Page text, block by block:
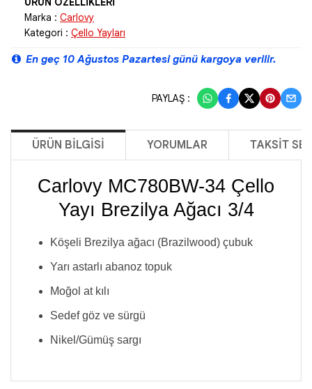
Marka : Carlovy
Kategori : Çello Yayları
En geç 10 Ağustos Pazartesi günü kargoya verilir.
PAYLAŞ :
ÜRÜN BILGISI YORUMLAR TAKSIT
Carlovy MC780BW-34 Çello
Yayı Brezilya Ağacı 3/4
Köşeli Brezilya ağacı (Brazilwood) çubuk
Yarı astarlı abanoz topuk
Moğol at kılı
Sedef göz ve sürgü
Nikel/Gümüş sargı